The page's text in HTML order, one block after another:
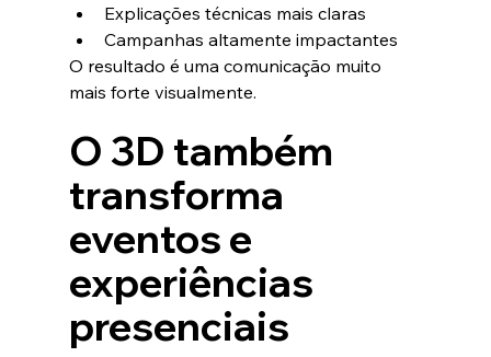
Explicações técnicas mais claras
Campanhas altamente impactantes
O resultado é uma comunicação muito
mais forte visualmente.
O 3D também
transforma
eventos e
experiências
presenciais